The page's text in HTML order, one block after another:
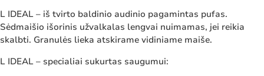
L IDEAL – iš tvirto baldinio audinio pagamintas pufas.
Sėdmaišio išorinis užvalkalas lengvai nuimamas, jei reikia
skalbti. Granulės lieka atskirame vidiniame maiše.
L IDEAL – specialiai sukurtas saugumui: